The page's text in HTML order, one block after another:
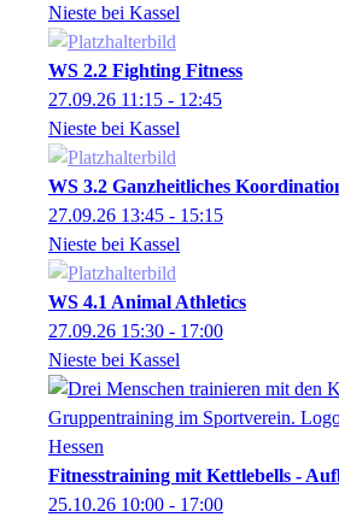
Nieste bei Kassel
WS 2.2 Fighting Fitness
27.09.26 11:15 - 12:45
Nieste bei Kassel
WS 3.2 Ganzheitliches
27.09.26 13:45 - 15:15
Nieste bei Kassel
WS 4.1 Animal Athletics
27.09.26 15:30 - 17:00
Nieste bei Kassel
Fitnesstraining mit Kettlebells -
25.10.26 10:00 - 17:00